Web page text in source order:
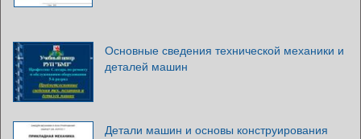
Основные сведения технической механики и
деталей машин
Детали машин и основы конструирования